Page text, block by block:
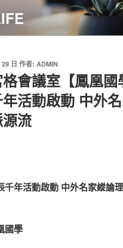
日 作者: ADMIN
會議室【鳳凰
活動啟動 中外
流
千年活動啟動 中外名家縱論
國學